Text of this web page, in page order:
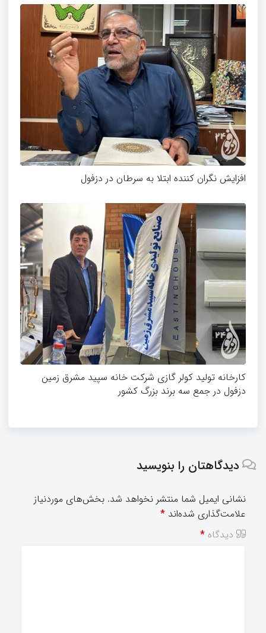
افزایش نگران کننده ابتلا به سرطان در دزفول
کارخانه تولید کولر گازی شرکت خانه سپید مشرق زمین
دزفول در جمع سه برند بزرگ کشور
دیدگاهتان را بنویسید
نشانی ایمیل شما منتشر نخواهد شد. بخش‌های موردنیاز
علامت‌گذاری شده‌اند *
دیدگاه *